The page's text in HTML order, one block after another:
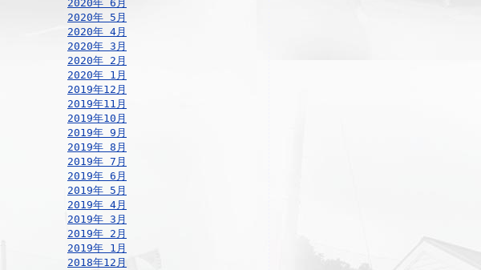
2020年 6月
2020年 5月
2020年 4月
2020年 3月
2020年 2月
2020年 1月
2019年12月
2019年11月
2019年10月
2019年 9月
2019年 8月
2019年 7月
2019年 6月
2019年 5月
2019年 4月
2019年 3月
2019年 2月
2019年 1月
2018年12月